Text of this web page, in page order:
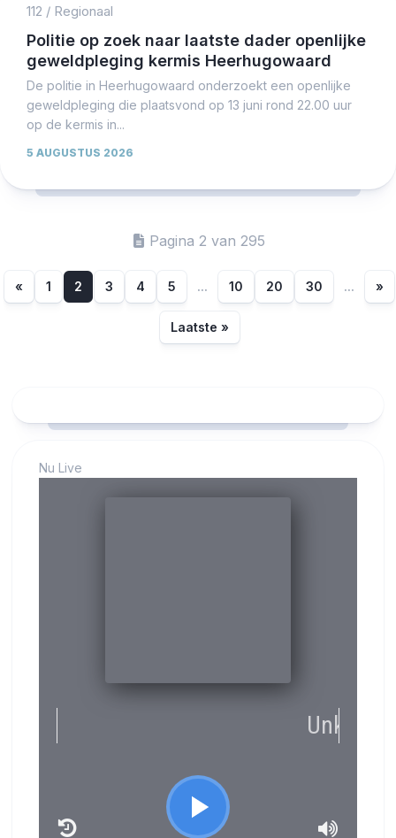
112 / Regionaal
Politie op zoek naar laatste dader openlijke
geweldpleging kermis Heerhugowaard
De politie in Heerhugowaard onderzoekt een openlijke
geweldpleging die plaatsvond op 13 juni rond 22.00 uur
op de kermis in...
5 AUGUSTUS 2026
Pagina 2 van 295
« 1 2 3 4 5 ... 10 20 30 ... »
Laatste »
Nu Live